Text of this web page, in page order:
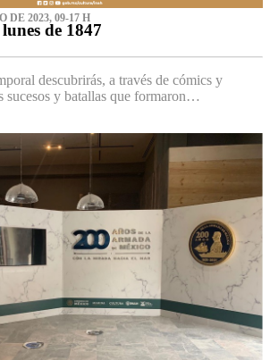
DE 2023, 09-17 H
de 1847
descubrirás, a través de cómics y
sucesos y batallas que formaron…